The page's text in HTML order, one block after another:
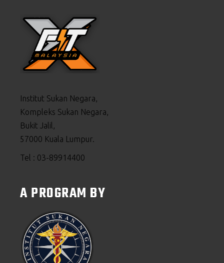
Institut Sukan Negara,
Kompleks Sukan Negara,
Bukit Jalil,
57000 Kuala Lumpur.
Tel : 03-89914400
A PROGRAM BY